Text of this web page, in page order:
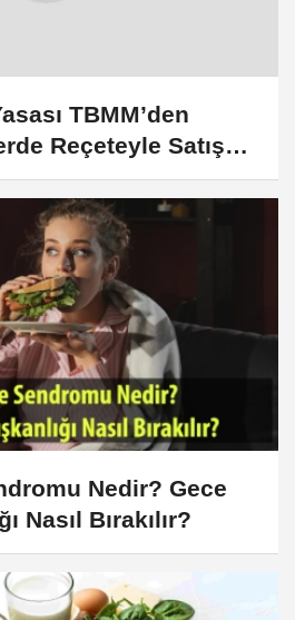
TBMM’den
Reçeteyle Satış
Nedir? Gece
Nasıl Bırakılır?